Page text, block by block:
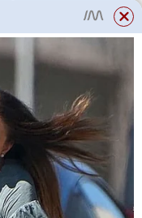
zmírnění
úst a